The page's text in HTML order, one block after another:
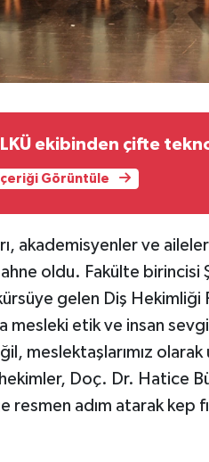
ekibinden çifte
İçeriği Görüntüle
akademisyenler ve
oldu. Fakülte birincisi
gelen Diş
mesleki etik ve insan
meslektaşlarımız
hekimler, Doç. Dr. Hatice
adım atarak kep